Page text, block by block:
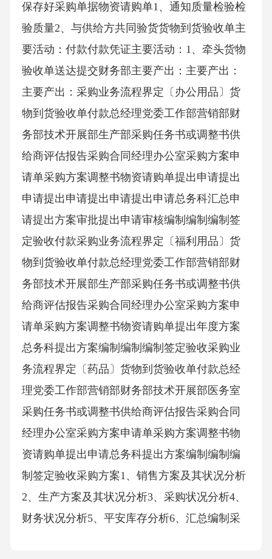
保存好采购单据物资请购单1、通知质量检验检
验质量2、与供给方共同验货货物到货验收单主
要活动：付款付款凭证主要活动：1、牵头货物
验收单送达提交财务部主要产出：主要产出：
主要产出：采购业务流程界定〔办公用品〕货
物到货验收单付款总经理党委工作部营销部财
务部技术开展部生产部采购任务书或调整书供
给商评估报告采购合同经理办公室采购方案申
请单采购方案调整书物资请购单提出申请提出
申请提出申请提出申请提出申请总务科汇总申
请提出方案审批提出申请审核编制编制编制签
定验收付款采购业务流程界定〔福利用品〕货
物到货验收单付款总经理党委工作部营销部财
务部技术开展部生产部采购任务书或调整书供
给商评估报告采购合同经理办公室采购方案申
请单采购方案调整书物资请购单提出年度方案
总务科提出方案编制编制编制签定验收采购业
务流程界定〔药品〕货物到货验收单付款总经
理党委工作部营销部财务部技术开展部医务室
采购任务书或调整书供给商评估报告采购合同
经理办公室采购方案申请单采购方案调整书物
资请购单提出申请总务科提出方案编制编制编
制签定验收采购方案1、销售方案及其状况分析
2、生产方案及其状况分析3、采购状况分析4、
财务状况分析5、平安库存分析6、汇总编制采